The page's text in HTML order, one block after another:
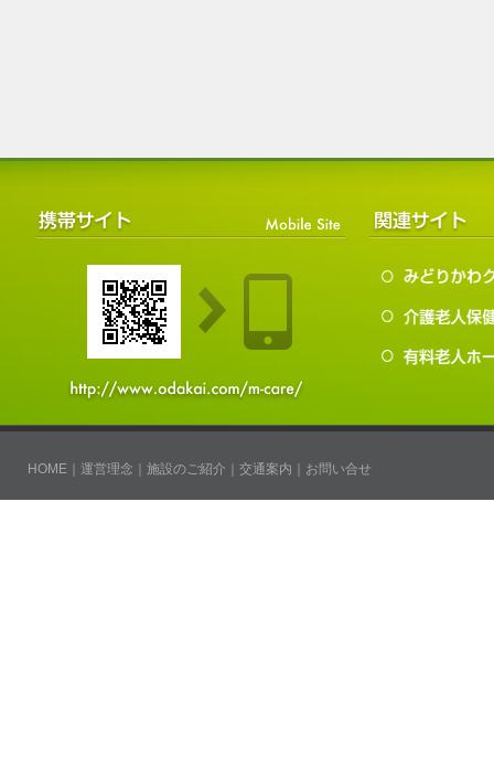
HOME 運営理念 施設のご紹介 交通案内 お問い合せ